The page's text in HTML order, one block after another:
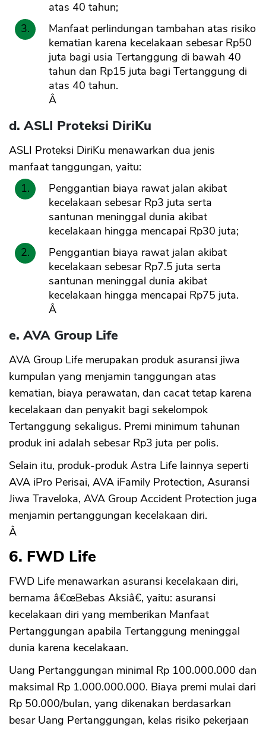
atas 40 tahun;
Manfaat perlindungan tambahan atas risiko
kematian karena kecelakaan sebesar Rp50
juta bagi usia Tertanggung di bawah 40
tahun dan Rp15 juta bagi Tertanggung di
atas 40 tahun.
Â
d. ASLI Proteksi DiriKu
ASLI Proteksi DiriKu menawarkan dua jenis
manfaat tanggungan, yaitu:
Penggantian biaya rawat jalan akibat
kecelakaan sebesar Rp3 juta serta
santunan meninggal dunia akibat
kecelakaan hingga mencapai Rp30 juta;
Penggantian biaya rawat jalan akibat
kecelakaan sebesar Rp7.5 juta serta
santunan meninggal dunia akibat
kecelakaan hingga mencapai Rp75 juta.
Â
e. AVA Group Life
AVA Group Life merupakan produk asuransi jiwa
kumpulan yang menjamin tanggungan atas
kematian, biaya perawatan, dan cacat tetap karena
kecelakaan dan penyakit bagi sekelompok
Tertanggung sekaligus. Premi minimum tahunan
produk ini adalah sebesar Rp3 juta per polis.
Selain itu, produk-produk Astra Life lainnya seperti
AVA iPro Perisai, AVA iFamily Protection, Asuransi
Jiwa Traveloka, AVA Group Accident Protection juga
menjamin pertanggungan kecelakaan diri.
Â
6. FWD Life
FWD Life menawarkan asuransi kecelakaan diri,
bernama â€œBebas Aksiâ€, yaitu: asuransi
kecelakaan diri yang memberikan Manfaat
Pertanggungan apabila Tertanggung meninggal
dunia karena kecelakaan.
Uang Pertanggungan minimal Rp 100.000.000 dan
maksimal Rp 1.000.000.000. Biaya premi mulai dari
Rp 50.000/bulan, yang dikenakan berdasarkan
besar Uang Pertanggungan, kelas risiko pekerjaan